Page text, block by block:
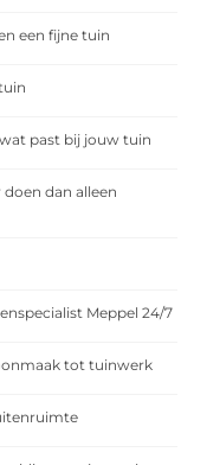
een fijne tuin
past bij jouw tuin
dan alleen
Meppel 24/7
tot tuinwerk